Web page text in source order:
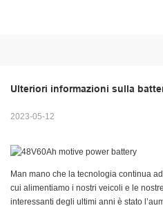
Ulteriori informazioni sulla
2023-05-12
Man mano che la tecnologia continua
cui alimentiamo i nostri veicoli e le
interessanti degli ultimi anni è stato